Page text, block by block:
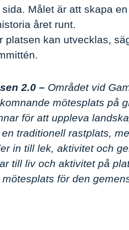
Målet är att skapa
året runt.
platsen kan utvecklas,
2.0 – Området vid
mötesplats på
för att uppleva
traditionell rastplats,
in till lek, aktivitet och
till liv och aktivitet på
för den